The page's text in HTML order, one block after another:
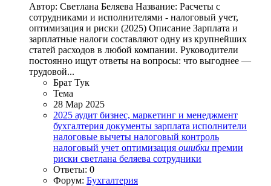
Автор: Светлана Беляева Название: Расчеты с
сотрудниками и исполнителями - налоговый учет,
оптимизация и риски (2025) Описание Зарплата и
зарплатные налоги составляют одну из крупнейших
статей расходов в любой компании. Руководители
постоянно ищут ответы на вопросы: что выгоднее —
трудовой...
Брат Тук
Тема
28 Мар 2025
2025 аудит бизнес, маркетинг и менеджмент
бухгалтерия документы зарплата исполнители
налоговые вычеты налоговый контроль
налоговый учет оптимизация ошибки премии
риски светлана беляева сотрудники
Ответы: 0
Форум: Бухгалтерия